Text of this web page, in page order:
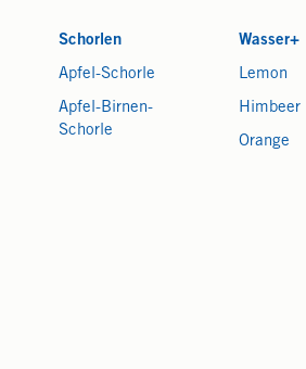
Schorlen
Apfel-Schorle
Apfel-Birnen-
Schorle
Wasser+
Lemon
Himbeer
Orange